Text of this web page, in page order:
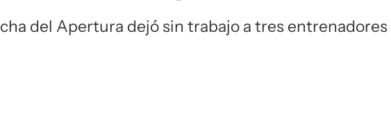
del Apertura dejó sin trabajo a tres entrenadores